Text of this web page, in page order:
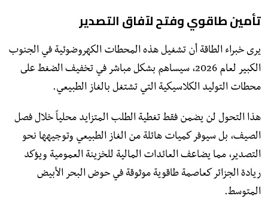
تأمين طاقوي وفتح لآفاق التصدير
​يرى خبراء الطاقة أن تشغيل هذه المحطات الكهروضوئية في الجنوب
الكبير لعام 2026، سيساهم بشكل مباشر في تخفيف الضغط على
محطات التوليد الكلاسيكية التي تشتغل بالغاز الطبيعي.
هذا التحول لن يضمن فقط تغطية الطلب المتزايد محلياً خلال فصل
الصيف، بل سيوفر كميات هائلة من الغاز الطبيعي وتوجيهها نحو
التصدير، مما يضاعف العائدات المالية للخزينة العمومية ويؤكد
ريادة الجزائر كعاصمة طاقوية موثوقة في حوض البحر الأبيض
المتوسط.